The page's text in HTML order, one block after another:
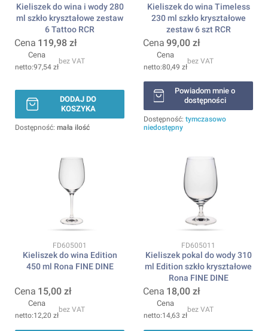
Kieliszek do wina i wody 280
ml szkło kryształowe zestaw
6 Tattoo RCR
Cena 119,98 zł
Cena
97,54 zł
bez VAT
DODAJ DO
KOSZYKA
Dostępność: mała ilość
Kieliszek do wina Timeless
230 ml szkło kryształowe
zestaw 6 szt RCR
Cena 99,00 zł
Cena
80,49 zł
bez VAT
Powiadom mnie o
dostępności
Dostępność: tymczasowo
niedostępny
Kod produktu
FD605001
Kieliszek do wina Edition
450 ml Rona FINE DINE
Cena 15,00 zł
Cena
12,20 zł
bez VAT
Kod produktu
FD605011
Kieliszek pokal do wody 310
ml Edition szkło kryształowe
Rona FINE DINE
Cena 18,00 zł
Cena
14,63 zł
bez VAT